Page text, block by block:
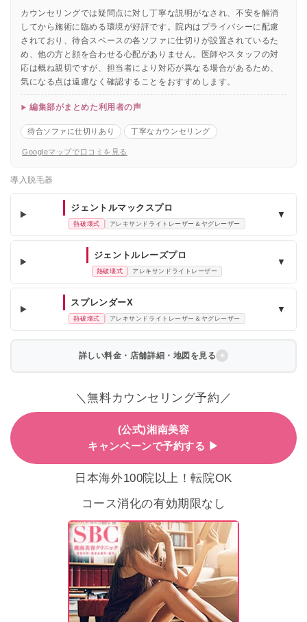
カウンセリングでは疑問点に対し丁寧な説明がなされ、不安を解消
してから施術に臨める環境が好評です。院内はプライバシーに配慮
されており、待合スペースの各ソファに仕切りが設置されているた
め、他の方と顔を合わせる心配がありません。医師やスタッフの対
応は概ね親切ですが、担当者により対応が異なる場合があるため、
気になる点は遠慮なく確認することをおすすめします。
編集部がまとめた利用者の声
待合ソファに仕切りあり 丁寧なカウンセリング
Googleマップで口コミを見る
導入脱毛器
ジェントルマックスプロ
熱破壊式 アレキサンドライトレーザー＆ヤグレーザー
▼
ジェントルレーズプロ
熱破壊式 アレキサンドライトレーザー
▼
スプレンダーX
熱破壊式 アレキサンドライトレーザー＆ヤグレーザー
▼
詳しい料金・店舗詳細・地図を見る
＼無料カウンセリング予約／
(公式)湘南美容
キャンペーンで予約する ▶
日本海外100院以上！転院OK
コース消化の有効期限なし